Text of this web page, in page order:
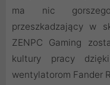
ma nic
przeszkadzający w
ZENPC Gaming
kultury pracy
wentylatorom Fander